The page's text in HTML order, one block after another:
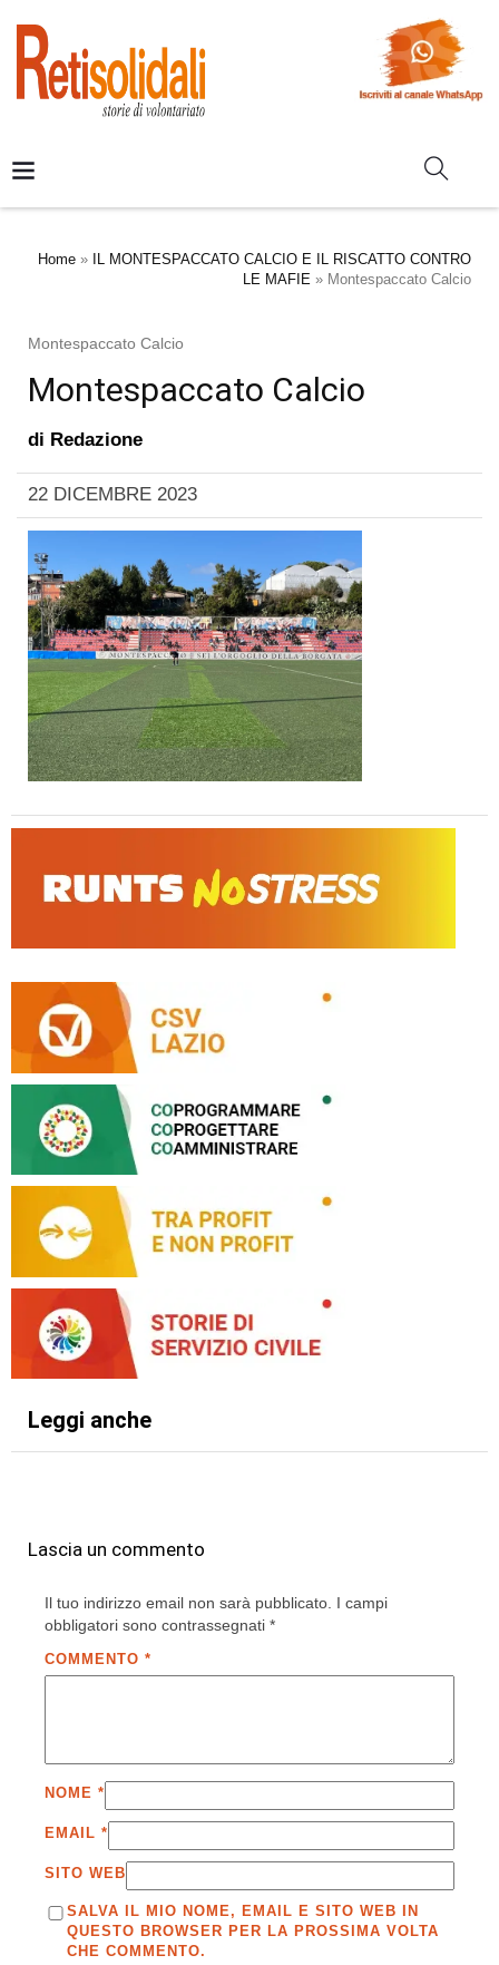
Home »
IL MONTESPACCATO CALCIO E IL RISCATTO CONTRO
LE MAFIE » Montespaccato Calcio
Montespaccato Calcio
Montespaccato Calcio
di Redazione
22 DICEMBRE 2023
Leggi anche
Lascia un commento
Il tuo indirizzo email non sarà pubblicato. I campi
obbligatori sono contrassegnati *
COMMENTO *
NOME *
EMAIL *
SITO WEB
SALVA IL MIO NOME, EMAIL E SITO WEB IN
QUESTO BROWSER PER LA PROSSIMA VOLTA
CHE COMMENTO.